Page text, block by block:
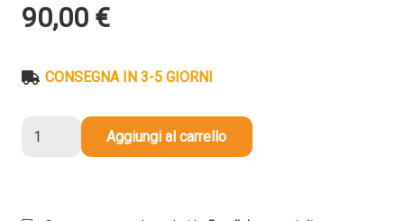
90,00 €
CONSEGNA IN 3-5 GIORNI
compatibile
Aggiungi al carrello